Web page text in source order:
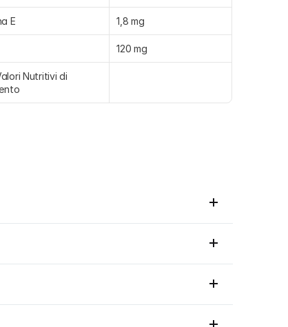
E 1,8 mg
120 mg
Nutritivi di